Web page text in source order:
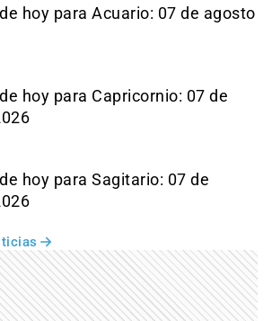
hoy para Acuario: 07 de agosto
hoy para Capricornio: 07 de
hoy para Sagitario: 07 de